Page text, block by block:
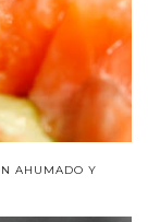
AHUMADO Y